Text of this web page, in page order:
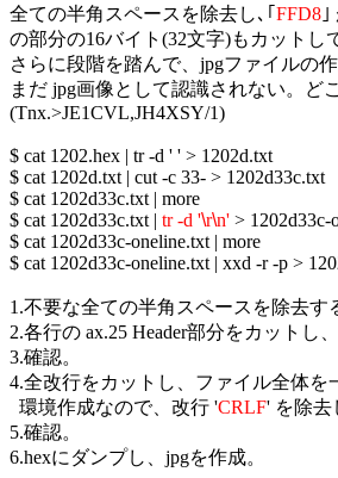
全ての半角スペースを除去し､｢ FFD8
の部分の16バイト(32文字)もカットし
さらに段階を踏んで、jpgファイルの
まだ jpg画像として認識されない。ど
(Tnx.>JE1CVL,JH4XSY/1)
$ cat 1202.hex | tr -d ' ' > 1202d.txt
$ cat 1202d.txt | cut -c 33- > 1202d33c.txt
$ cat 1202d33c.txt | more
$ cat 1202d33c.txt | tr -d '\r\n' > 1202d33c-
$ cat 1202d33c-oneline.txt | more
$ cat 1202d33c-oneline.txt | xxd -r -p >
1.不要な全ての半角スペースを除去す
2.各行の ax.25 Header部分をカットし、
3.確認。
4.全改行をカットし、ファイル全体を
  環境作成なので、改行 '
CRLF' を除去
5.確認。
6.hexにダンプし、jpgを作成。